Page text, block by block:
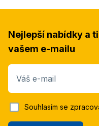
Nejlepší nabídky a
vašem e-mailu
Váš e-mail
Souhlasím se